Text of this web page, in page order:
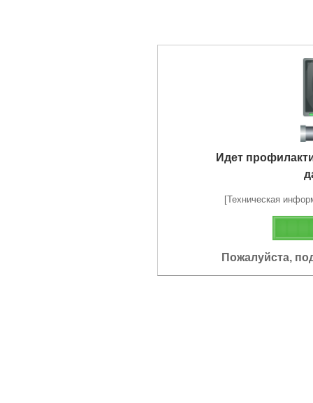
Идет
[Техническая
Пожалуйста,